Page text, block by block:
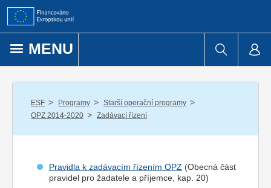
Přejít k obsahu
MENU
ESF / Programy / Starší operační programy /
OPZ 2014-2020 / Zadávací řízení
Pravidla k zadávacím řízením OPZ (Obecná část
pravidel pro žadatele a příjemce , kap. 20)